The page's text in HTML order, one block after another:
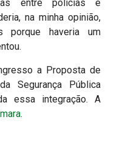
entre polícias e
na minha opinião,
porque haveria um
a Proposta de
Segurança Pública
essa integração. A
.